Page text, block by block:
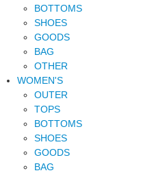
BOTTOMS
SHOES
GOODS
BAG
OTHER
WOMEN'S
OUTER
TOPS
BOTTOMS
SHOES
GOODS
BAG